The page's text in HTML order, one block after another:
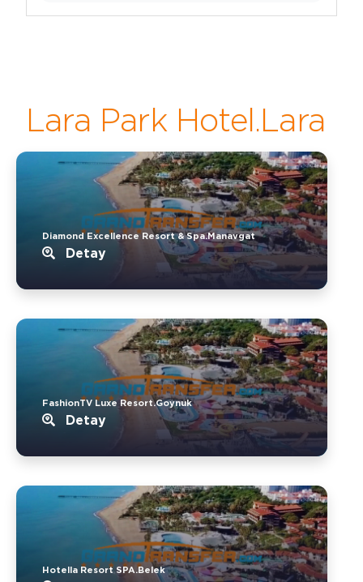
Lara Park Hotel.Lara
Diamond Excellence Resort & Spa.Manavgat
Detay
FashionTV Luxe Resort.Goynuk
Detay
Hotella Resort SPA.Belek